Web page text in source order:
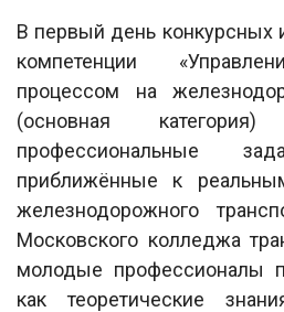
В первый день конкурсных
компетенции
процессом на
(основная
профессиональные
приближённые к
железнодорожного
Московского колледжа
молодые профессионалы
как теоретические